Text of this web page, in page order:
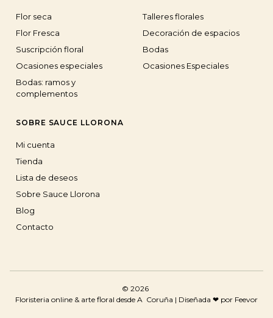
Flor seca
Flor Fresca
Suscripción floral
Ocasiones especiales
Bodas: ramos y
complementos
Talleres florales
Decoración de espacios
Bodas
Ocasiones Especiales
SOBRE SAUCE LLORONA
Mi cuenta
Tienda
Lista de deseos
Sobre Sauce Llorona
Blog
Contacto
© 2026
Floristeria online & arte floral desde A Coruña | Diseñada ❤ por Feevor